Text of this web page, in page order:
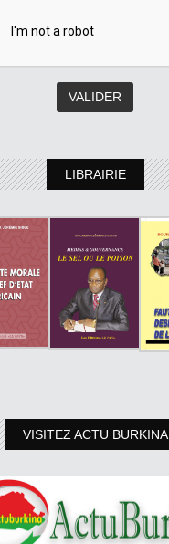
LIBRAIRIE
VISITEZ ACTU BURKINA